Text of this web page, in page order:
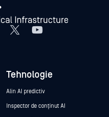
Tehnologie
Alin AI predictiv
Inspector de conținut AI